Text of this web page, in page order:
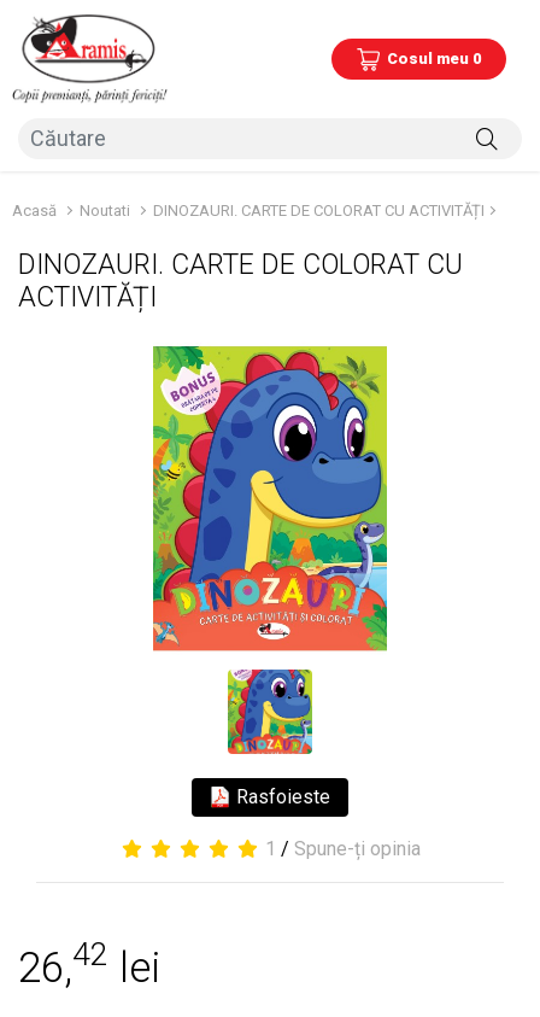
Cosul meu 0
Acasă Noutati DINOZAURI. CARTE DE COLORAT CU ACTIVITĂȚI
DINOZAURI. CARTE DE COLORAT CU
ACTIVITĂȚI
Rasfoieste
1 / Spune-ți opinia
26,42 lei